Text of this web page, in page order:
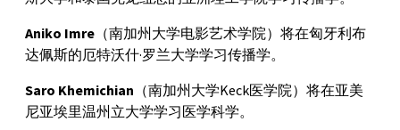
Aniko Imre （南加州大学电影艺术学院）将在匈牙利布
达佩斯的厄特沃什·罗兰大学学习传播学。
Saro Khemichian （南加州大学Keck医学院）将在亚美
尼亚埃里温州立大学学习医学科学。